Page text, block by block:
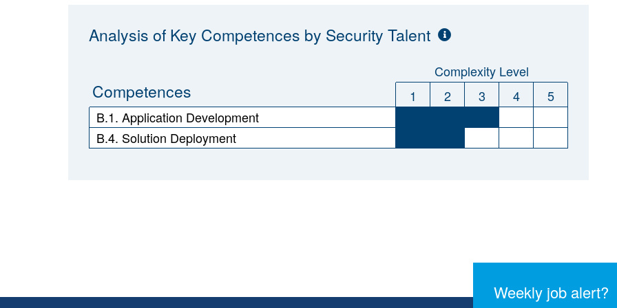
Analysis of Key Competences by Security Talent
Complexity Level
Competences 1 2 3 4
5
B.1. Application Development
B.4. Solution Deployment
Weekly job alert?